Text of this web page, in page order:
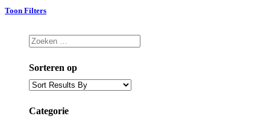
Toon Filters
Sorteren op
Categorie